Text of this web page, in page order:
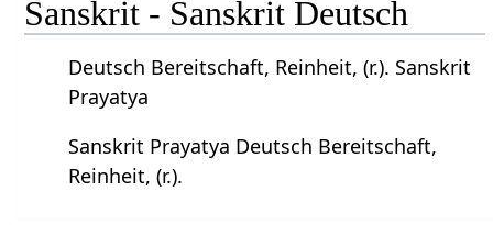
Sanskrit - Sanskrit Deutsch
Deutsch Bereitschaft, Reinheit, (r.). Sanskrit
Prayatya
Sanskrit Prayatya Deutsch Bereitschaft,
Reinheit, (r.).